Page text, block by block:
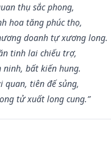
thụ sắc phong,
hoa tăng phúc thọ,
doanh tự xương long.
tinh lai chiếu trợ,
ninh, bất kiến hung.
quan, tiên đế sủng,
tử xuất long cung.”